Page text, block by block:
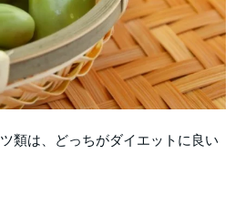
類は、どっちがダイエットに良い